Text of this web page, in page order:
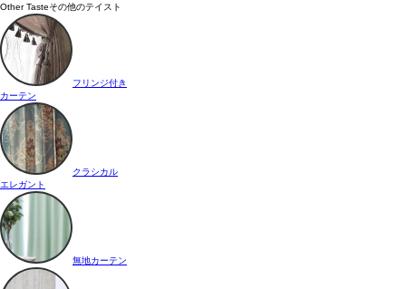
Other Tasteその他のテイスト
フリンジ付き
カーテン
クラシカル
エレガント
無地カーテン